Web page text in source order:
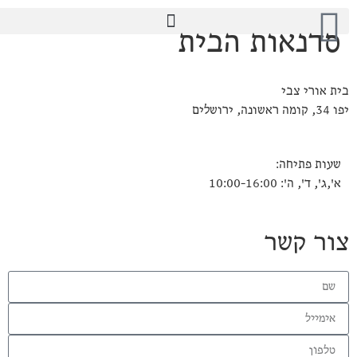
סדנאות הבית
בית אורי צבי
יפו 34, קומה ראשונה, ירושלים
שעות פתיחה:
א',ג', ד', ה': 10:00-16:00
צור קשר